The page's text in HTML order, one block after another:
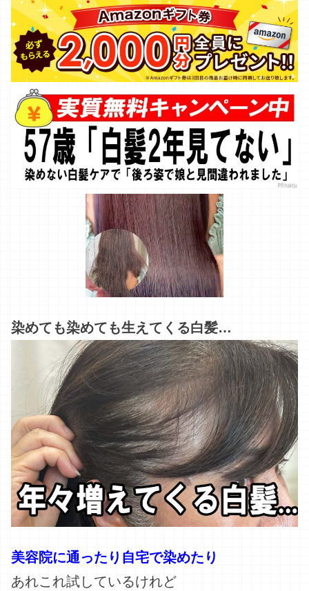
染めても染めても生えてくる白髪…
美容院に通ったり自宅で染めたり
あれこれ試しているけれど